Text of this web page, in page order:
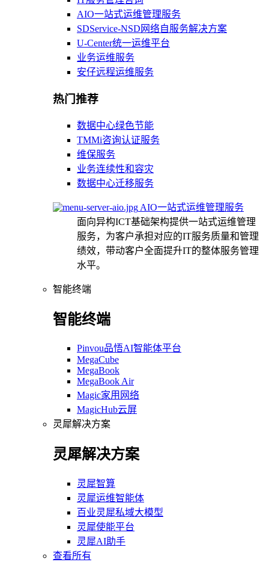
AIO一站式运维管理服务
SDService-NSD网络自服务解决方案
U-Center统一运维平台
业务运维服务
安仔远程运维服务
热门推荐
数据中心绿色节能
TMMi咨询认证服务
维保服务
业务连续性和容灾
数据中心迁移服务
AIO一站式运维管理服务
面向异构ICT基础架构提供一站式运维管理
服务，为客户承担对应的IT服务质量和管理
绩效，带动客户全面提升IT的整体服务管理
水平。
智能终端
智能终端
Pinvou品悟AI智能体平台
MegaCube
MegaBook
MegaBook Air
Magic家用网络
MagicHub云屏
灵犀解决方案
灵犀解决方案
灵犀智算
灵犀运维智能体
百业灵犀私域大模型
灵犀使能平台
灵犀AI助手
查看所有